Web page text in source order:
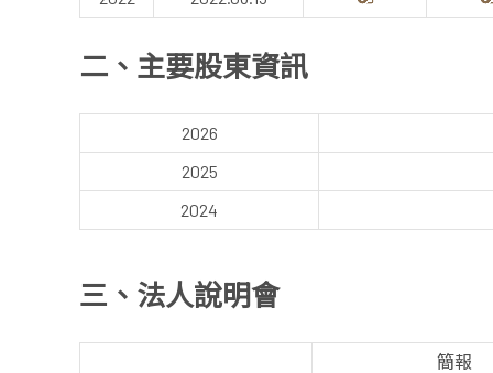
二、主要股東資訊
2026
2025
2024
三、法人說明會
簡報